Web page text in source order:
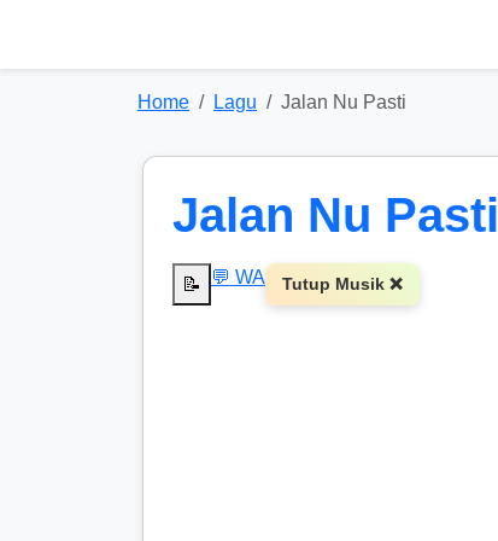
Home Lagu Jalan Nu Pasti
Jalan Nu Pasti
📝 💬 WA Tutup Musik ❌